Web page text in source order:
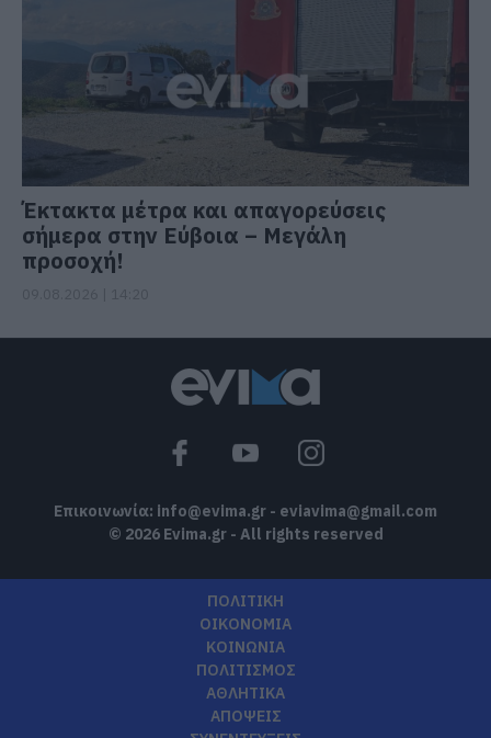
Έκτακτα μέτρα και απαγορεύσεις
σήμερα στην Εύβοια – Μεγάλη
προσοχή!
Επικοινωνία: info@evima.gr - eviavima@gmail.com
© 2026 Evima.gr - All rights reserved
ΠΟΛΙΤΙΚΗ
ΟΙΚΟΝΟΜΙΑ
ΚΟΙΝΩΝΙΑ
ΠΟΛΙΤΙΣΜΟΣ
ΑΘΛΗΤΙΚΑ
ΑΠΟΨΕΙΣ